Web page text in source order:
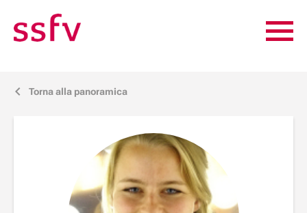
j Torna alla panoramica